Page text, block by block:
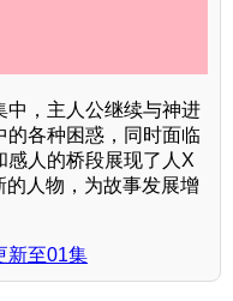
中，主人公继续与神进
的各种困惑，同时面临
感人的桥段展现了人X
人物，为故事发展增
新至01集